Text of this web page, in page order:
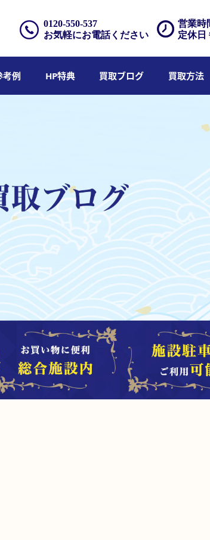
営業時
定休日
0120-550-537
お気軽にお電話ください
考例 HP特典 買取ブログ 買取方法